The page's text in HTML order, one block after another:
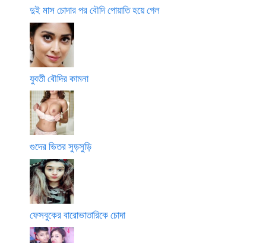
দুই মাস চোদার পর বৌদি পোয়াতি হয়ে গেল
যুবতী বৌদির কামনা
গুদের ভিতর সুড়সুড়ি
ফেসবুকের বারোভাতারিকে চোদা